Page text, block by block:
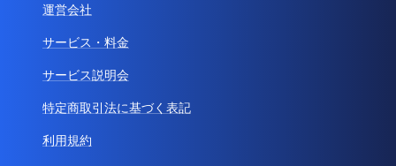
運営会社
サービス・料金
サービス説明会
特定商取引法に基づく表記
利用規約